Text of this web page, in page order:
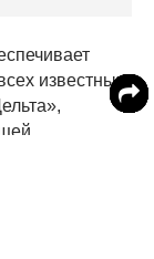
известных